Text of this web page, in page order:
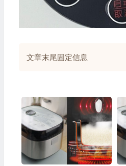
文章末尾固定信息